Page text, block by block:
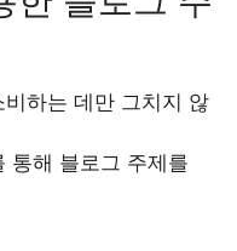
하는 데만 그치지 않
통해 블로그 주제를